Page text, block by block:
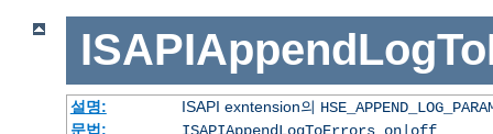
설명: ISAPI exntension의
문법: